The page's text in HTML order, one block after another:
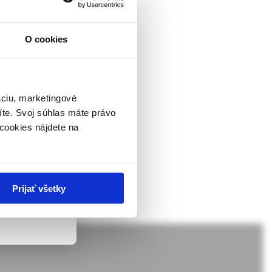
O cookies
marketingové
Svoj súhlas máte právo
nájdete na
Prijať všetky
management
,non-epileptic
v zmysle
nie sú